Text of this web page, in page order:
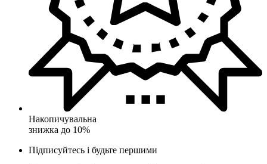
Накопичувальна
знижка до 10%
Підписуйтесь і будьте першими